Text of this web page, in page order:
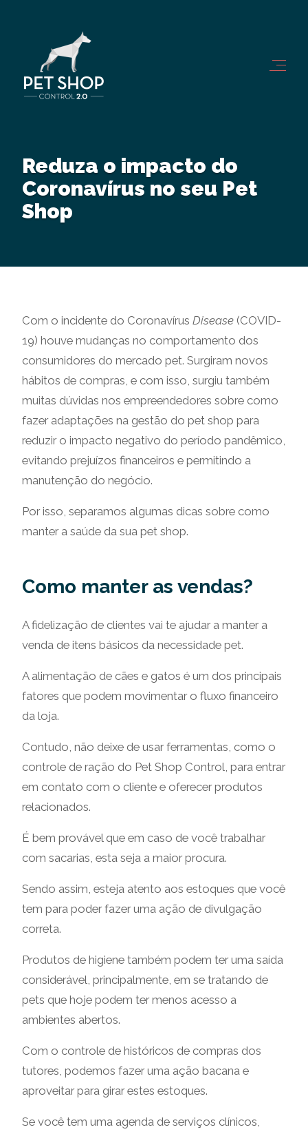
Reduza o impacto do
Coronavírus no seu Pet
Shop
Com o incidente do Coronavírus Disease (COVID-
19) houve mudanças no comportamento dos
consumidores do mercado pet. Surgiram novos
hábitos de compras, e com isso, surgiu também
muitas dúvidas nos empreendedores sobre como
fazer adaptações na gestão do pet shop para
reduzir o impacto negativo do período pandêmico,
evitando prejuízos financeiros e permitindo a
manutenção do negócio.
Por isso, separamos algumas dicas sobre como
manter a saúde da sua pet shop.
Como manter as vendas?
A fidelização de clientes vai te ajudar a manter a
venda de itens básicos da necessidade pet.
A alimentação de cães e gatos é um dos principais
fatores que podem movimentar o fluxo financeiro
da loja.
Contudo, não deixe de usar ferramentas, como o
controle de ração do Pet Shop Control, para entrar
em contato com o cliente e oferecer produtos
relacionados.
É bem provável que em caso de você trabalhar
com sacarias, esta seja a maior procura.
Sendo assim, esteja atento aos estoques que você
tem para poder fazer uma ação de divulgação
correta.
Produtos de higiene também podem ter uma saída
considerável, principalmente, em se tratando de
pets que hoje podem ter menos acesso a
ambientes abertos.
Com o controle de históricos de compras dos
tutores, podemos fazer uma ação bacana e
aproveitar para girar estes estoques.
Se você tem uma agenda de serviços clínicos,